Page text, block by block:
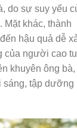
do sự suy yếu
Mặt khác, thành
hậu quả dễ
của người cao
khuyên ông bà,
sáng, tập dưỡng